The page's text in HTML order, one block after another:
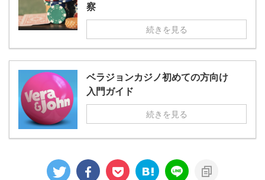
察
続きを見る
ベラジョンカジノ初めての方向け
入門ガイド
続きを見る